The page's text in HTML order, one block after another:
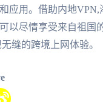
应用。借助内地VPN,
以尽情享受来自祖国
缝的跨境上网体验。